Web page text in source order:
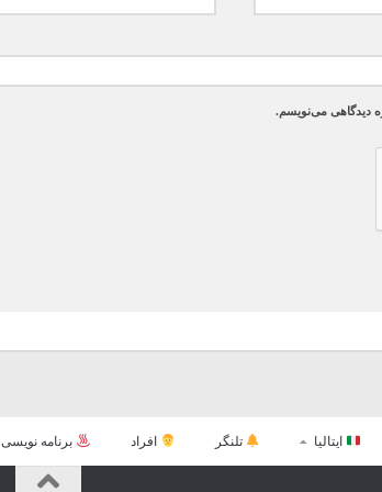
دیدگاهی می‌نویسم.
ایتالیا تلنگر افراد برنامه نویسی